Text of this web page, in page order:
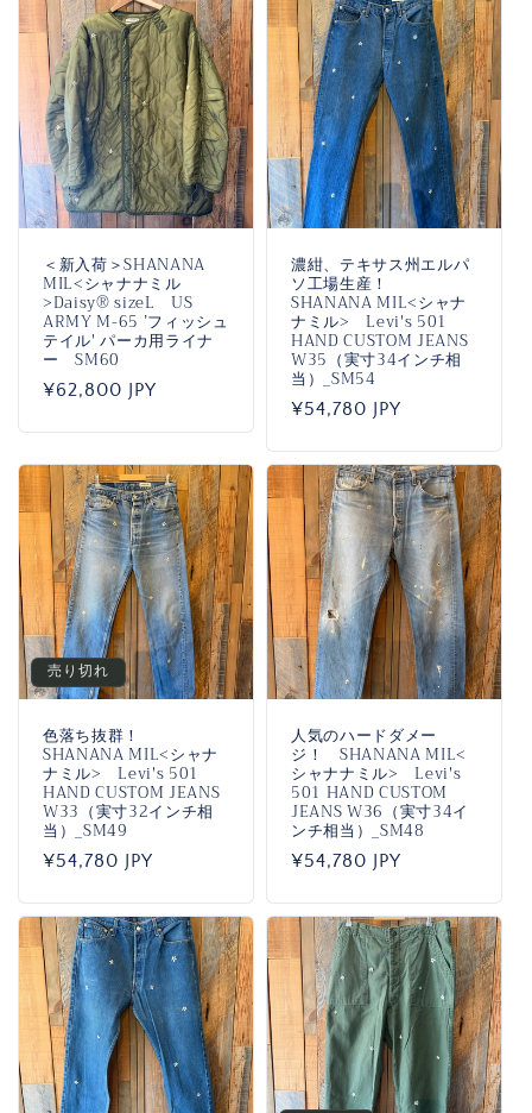
格
格
＜新入荷＞SHANANA
MIL<シャナナミル
>Daisy®️ sizeL US
ARMY M-65 ’フィッシュ
テイル' パーカ用ライナ
ー SM60
通
格
¥62,800 JPY
濃紺、テキサス州エルパ
ソ工場生産！
SHANANA MIL<シャナ
ナミル> Levi's 501
HAND CUSTOM JEANS
W35（実寸34インチ相
当）_SM54
通
価
格
¥54,780 JPY
売り切れ
色落ち抜群！
SHANANA MIL<シャナ
ナミル> Levi's 501
HAND CUSTOM JEANS
W33（実寸32インチ相
当）_SM49
通
価
格
¥54,780 JPY
人気のハードダメー
ジ！ SHANANA MIL<
シャナナミル> Levi's
501 HAND CUSTOM
JEANS W36（実寸34イ
ンチ相当）_SM48
通
価
¥54,780 JPY